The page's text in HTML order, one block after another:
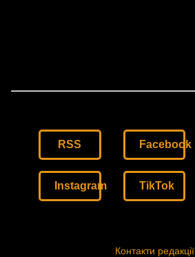
RSS Facebook
Instagram TikTok
Контакти редакції